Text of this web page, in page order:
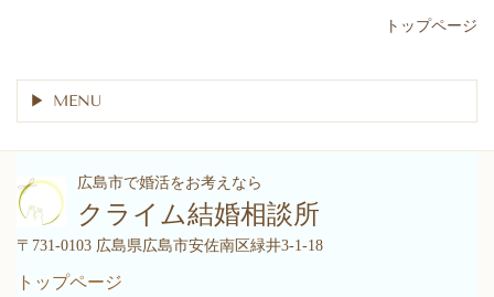
トップページ
MENU
広島市で婚活をお考えなら
クライム結婚相談所
〒731-0103 広島県広島市安佐南区緑井3-1-18
トップページ